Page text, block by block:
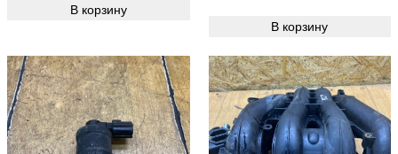
В корзину
В корзину